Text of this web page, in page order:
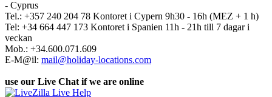
- Cyprus
Tel.: +357 240 204 78 Kontoret i Cypern 9h30 - 16h (MEZ + 1 h)
Tel: +34 664 447 173 Kontoret i Spanien 11h - 21h till 7 dagar i
veckan
Mob.: +34.600.071.609
E-M@il: mail@holiday-locations.com
use our Live Chat if we are online